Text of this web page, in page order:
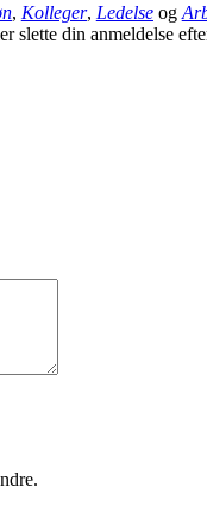
, Kolleger, Ledelseog
slette din anmeldelse